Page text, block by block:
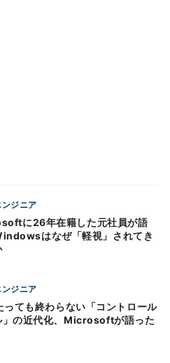
ジニア
に26年在籍した元社員が語
はなぜ「軽視」されてき
ジニア
っても終わらない「コントロール
」の近代化、Microsoftが語った